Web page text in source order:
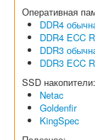
Оперативная
DDR4
DDR4 ECC
DDR3
DDR3 ECC
SSD накопители:
Netac
Goldenfir
KingSpec